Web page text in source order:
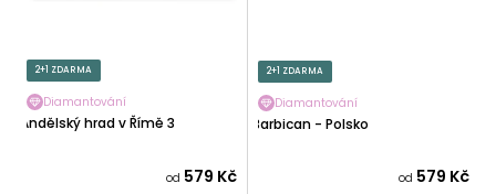
2+1 ZDARMA
Diamantování
Andělský hrad v Římě 3
od 579 Kč
2+1 ZDARMA
Diamantování
Barbican - Polsko
od 579 Kč